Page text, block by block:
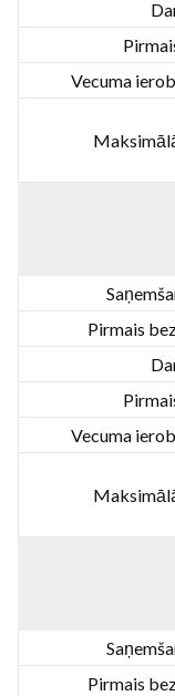
Vecuma
Pirmais
Vecuma
Pirmais